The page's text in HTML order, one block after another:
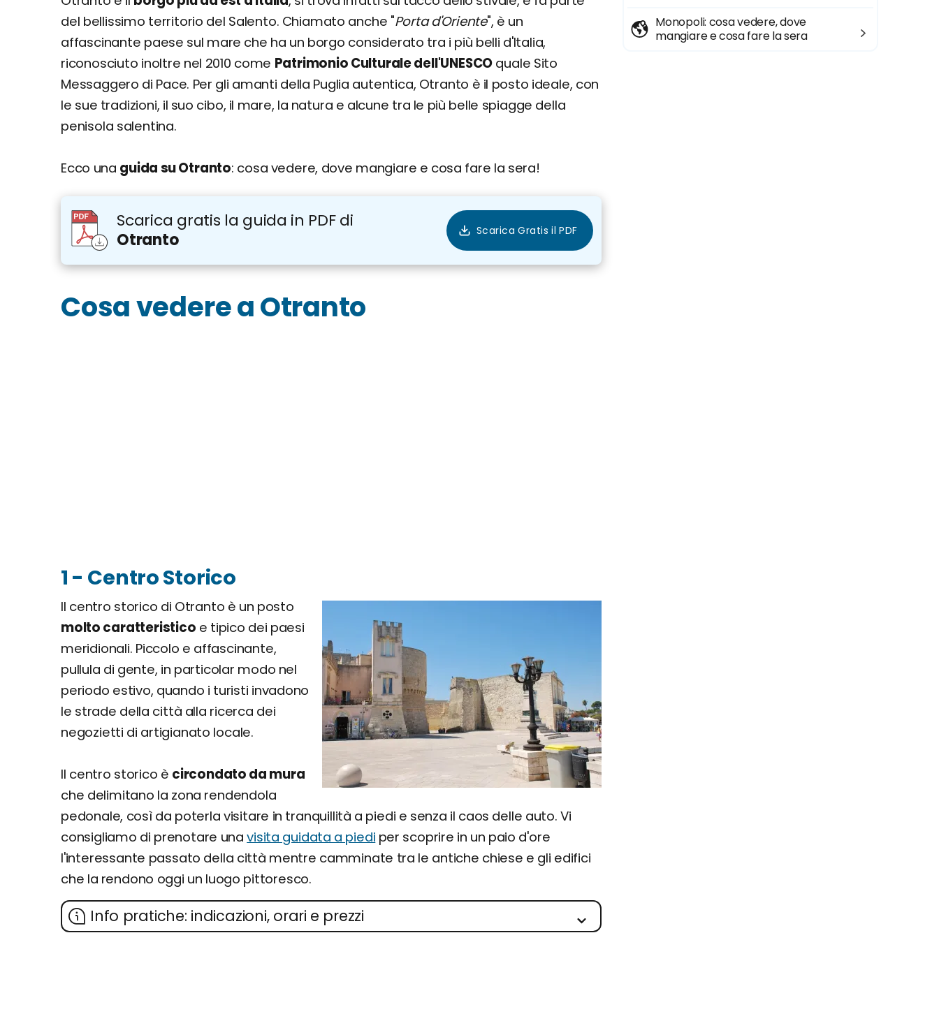
del bellissimo territorio del Salento. Chiamato anche "Porta d'Oriente", è un
affascinante paese sul mare che ha un borgo considerato tra i più belli d'Italia,
riconosciuto inoltre nel 2010 come Patrimonio Culturale dell'UNESCO quale Sito
Messaggero di Pace. Per gli amanti della Puglia autentica, Otranto è il posto ideale, con
le sue tradizioni, il suo cibo, il mare, la natura e alcune tra le più belle spiagge della
penisola salentina.
Ecco una guida su Otranto: cosa vedere, dove mangiare e cosa fare la sera!
Scarica gratis la guida in PDF di
Otranto
Cosa vedere a Otranto
1 - Centro Storico
Il centro storico di Otranto è un posto
molto caratteristico e tipico dei paesi
meridionali. Piccolo e affascinante,
pullula di gente, in particolar modo nel
periodo estivo, quando i turisti invadono
le strade della città alla ricerca dei
negozietti di artigianato locale.
Il centro storico è circondato da mura
che delimitano la zona rendendola
pedonale, così da poterla visitare in tranquillità a piedi e senza il caos delle auto. Vi
consigliamo di prenotare unavisita guidata a piedi per scoprire in un paio d'ore
l'interessante passato della città mentre camminate tra le antiche chiese e gli edifici
che la rendono oggi un luogo pittoresco.
Info pratiche: indicazioni, orari e prezzi
Monopoli: cosa vedere, dove
mangiare e cosa fare la sera